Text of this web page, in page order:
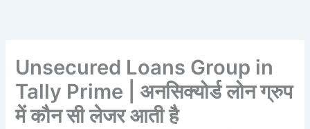
Unsecured Loans Group in
Tally Prime | अनसिक्योर्ड लोन ग्रुप
में कौन सी लेजर आती है